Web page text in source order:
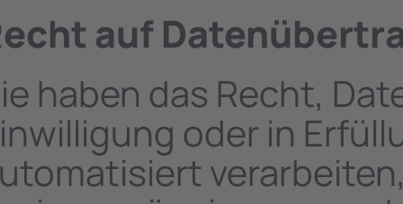
auf
haben das Recht,
oder in